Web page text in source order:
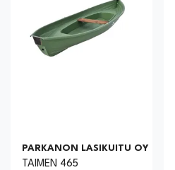
PARKANON LASIKUITU OY
TAIMEN 465